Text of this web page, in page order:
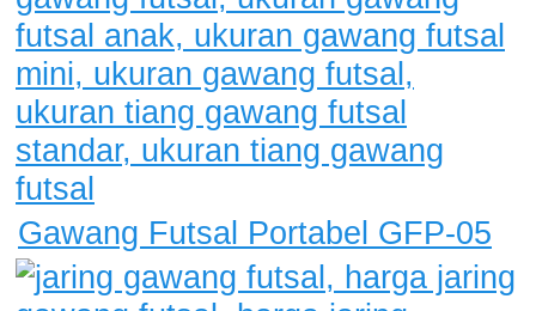
Gawang Futsal Portabel GFP-05